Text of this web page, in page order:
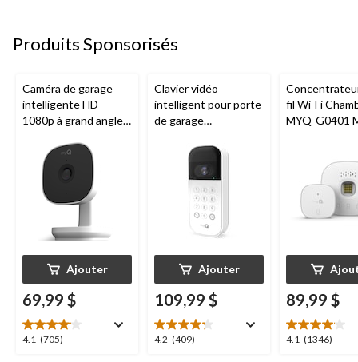
Produits Sponsorisés
Caméra de garage
intelligente HD
1080p à grand angle
nocturne, résistante
aux intempéries
Ajouter
69,99 $
4.1 (705)
4.1
Clavier vidéo
intelligent pour porte
de garage
nocturne, résistant
aux intempéries,
Ajouter
109,99 $
4.2 (409)
4.2
fil Wi-Fi
MYQ-G0401
89,99 $
4.1 (1346)
4.1